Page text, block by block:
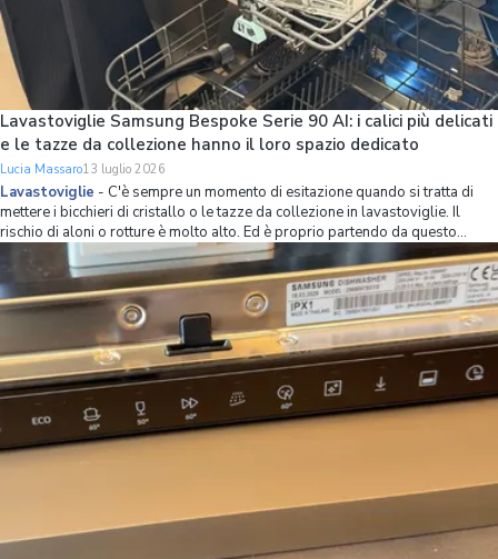
Lavastoviglie Samsung Bespoke Serie 90 AI: i calici più delicati
e le tazze da collezione hanno il loro spazio dedicato
Lucia Massaro13 luglio 2026
Lavastoviglie - C'è sempre un momento di esitazione quando si tratta di
mettere i bicchieri di cristallo o le tazze da collezione in lavastoviglie. Il
rischio di aloni o rotture è molto alto. Ed è proprio partendo da questo
problema che Samsung ha ripensato l’organizzazione dello spazio interno
della lavastov